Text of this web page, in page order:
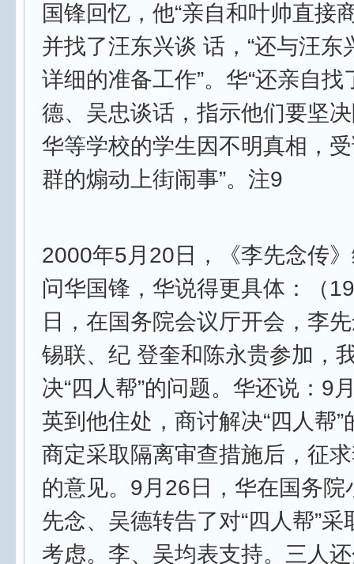
国锋回忆，他“亲自和叶帅直接
并找了汪东兴谈 话，“还与汪东
详细的准备工作”。华“还亲自
德、吴忠谈话，指示他们要坚
华等学校的学生因不明真相，
群的煽动上街闹事”。注9
2000年5月20日，《李先念传
问华国锋，华说得更具体：（
日，在国务院会议厅开会，李
锡联、纪 登奎和陈永贵参加，
决“四人帮”的问题。华还说：9
英到他住处，商讨解决“四人帮
商定采取隔离审查措施后，征
的意见。9月26日，华在国务院
先念、吴德转告了对“四人帮”
考虑。李、吴均表支持。三人